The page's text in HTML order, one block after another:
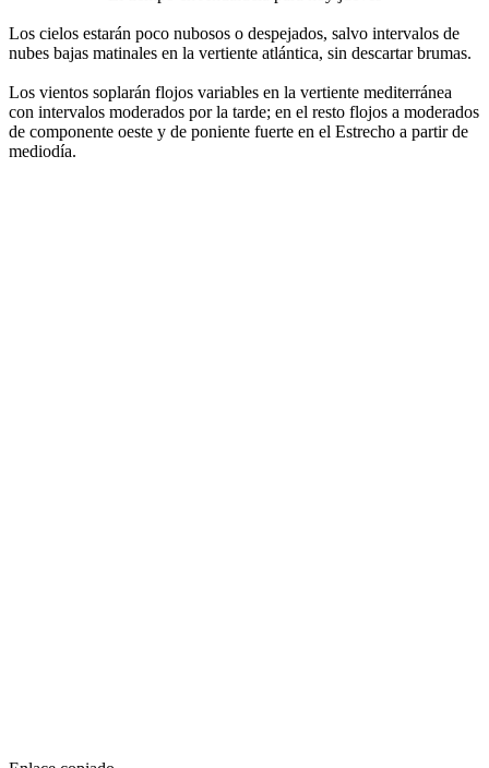
Los cielos estarán poco nubosos o despejados, salvo intervalos de
nubes bajas matinales en la vertiente atlántica, sin descartar brumas.
Los vientos soplarán flojos variables en la vertiente mediterránea
con intervalos moderados por la tarde; en el resto flojos a moderados
de componente oeste y de poniente fuerte en el Estrecho a partir de
mediodía.